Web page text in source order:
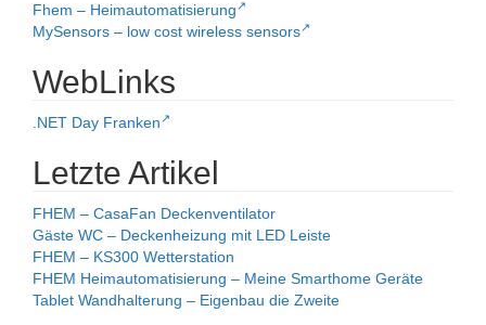
Fhem – Heimautomatisierung
MySensors – low cost wireless sensors
WebLinks
.NET Day Franken
Letzte Artikel
FHEM – CasaFan Deckenventilator
Gäste WC – Deckenheizung mit LED Leiste
FHEM – KS300 Wetterstation
FHEM Heimautomatisierung – Meine Smarthome Geräte
Tablet Wandhalterung – Eigenbau die Zweite